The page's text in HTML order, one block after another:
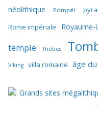
néolithique Pompéi
Rome impériale Royaume-
temple Thèbes
Viking villa romaine âge